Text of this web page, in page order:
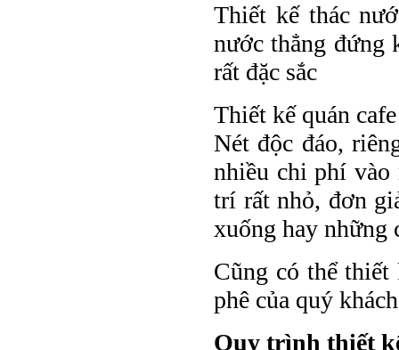
Thiết kế thác
nước thẳng đứng
rất đặc sắc
Thiết kế quán
Nét độc đáo,
nhiều chi phí vào
trí rất nhỏ, đơn
xuống hay
Cũng có thể thiết
phê của quý khách
Quy trình thiết